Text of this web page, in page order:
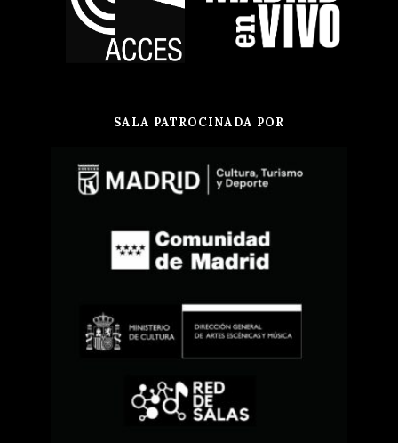
SALA PATROCINADA POR